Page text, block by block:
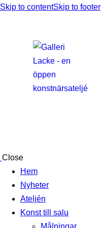
Skip to contentSkip to footer
Close
Hem
Nyheter
Ateljén
Konst till salu